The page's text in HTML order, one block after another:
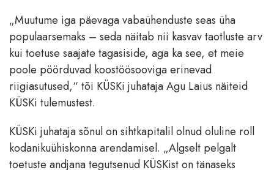
„Muutume iga päevaga vabaühenduste seas üha
populaarsemaks – seda näitab nii kasvav taotluste arv
kui toetuse saajate tagasiside, aga ka see, et meie
poole pöörduvad koostöösooviga erinevad
riigiasutused,“ tõi KÜSKi juhataja Agu Laius näiteid
KÜSKi tulemustest.
KÜSKi juhataja sõnul on sihtkapitalil olnud oluline roll
kodanikuühiskonna arendamisel. „Algselt pelgalt
toetuste andjana tegutsenud KÜSKist on tänaseks